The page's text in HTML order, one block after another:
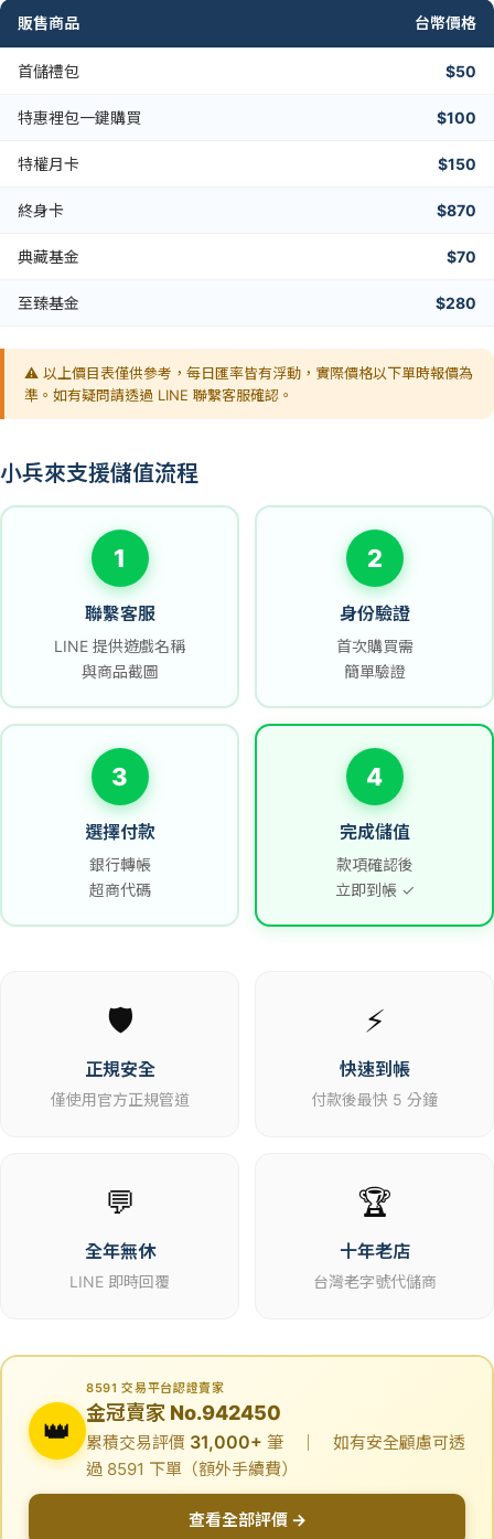
販售商品 台幣價格
首儲禮包 $50
特惠裡包一鍵購買 $100
特權月卡 $150
終身卡 $870
典藏基金 $70
至臻基金 $280
⚠️ 以上價目表僅供參考，每日匯率皆有浮動，實際價格以下單時報價為
準。如有疑問請透過 LINE 聯繫客服確認。
小兵來支援儲值流程
1
聯繫客服
LINE 提供遊戲名稱
與商品截圖
2
身份驗證
首次購買需
簡單驗證
3
選擇付款
銀行轉帳
超商代碼
4
完成儲值
款項確認後
立即到帳 ✓
🛡️
正規安全
僅使用官方正規管道
⚡
快速到帳
付款後最快 5 分鐘
💬
全年無休
LINE 即時回覆
🏆
十年老店
台灣老字號代儲商
👑
8591 交易平台認證賣家
金冠賣家 No.942450
累積交易評價 31,000+ 筆 ｜ 如有安全顧慮可透
過 8591 下單（額外手續費）
查看全部評價 →